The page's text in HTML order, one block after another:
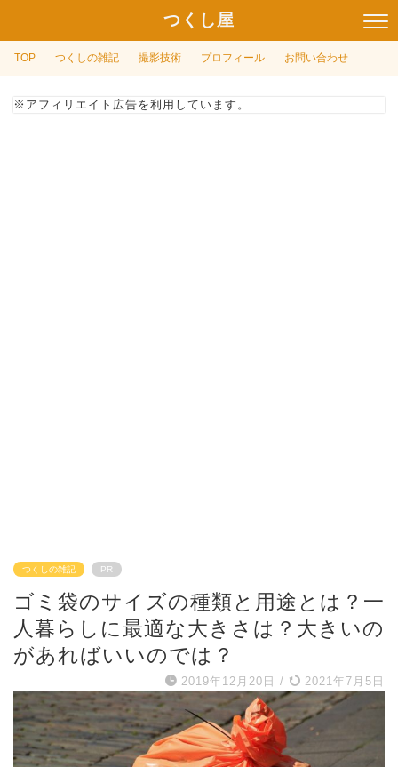
つくし屋
TOP つくしの雑記 撮影技術 プロフィール お問い合わせ
※アフィリエイト広告を利用しています。
つくしの雑記 PR
ゴミ袋のサイズの種類と用途とは？一
人暮らしに最適な大きさは？大きいの
があればいいのでは？
2019年12月20日 / 2021年7月5日